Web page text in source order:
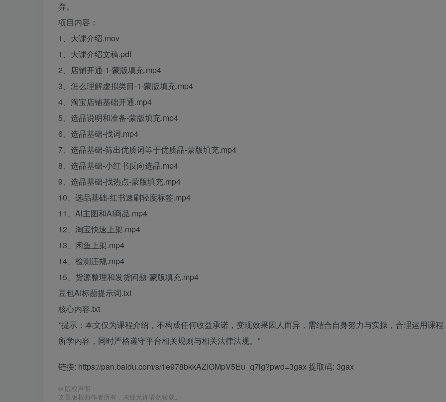
弃。
项目内容：
1、大课介绍.mov
1、大课介绍文稿.pdf
2、店铺开通-1-蒙版填充.mp4
3、怎么理解虚拟类目-1-蒙版填充.mp4
4、淘宝店铺基础开通.mp4
5、选品说明和准备-蒙版填充.mp4
6、选品基础-找词.mp4
7、选品基础-筛出优质词等于优质品-蒙版填充.mp4
8、选品基础-小红书反向选品.mp4
9、选品基础-找热点-蒙版填充.mp4
10、选品基础-红书速刷轻度标签.mp4
11、Al主图和AI商品.mp4
12、淘宝快速上架.mp4
13、闲鱼上架.mp4
14、检测违规.mp4
15、货源整理和发货问题-蒙版填充.mp4
豆包AI标题提示词.txt
核心内容.txt
*提示：本文仅为课程介绍，不构成任何收益承诺，变现效果因人而异，需结合自身努力与实操，合理运用课程
所学内容，同时严格遵守平台相关规则与相关法律法规。*
链接: https://pan.baidu.com/s/1e978bkkAZIGMpV5Eu_q7ig?pwd=3gax 提取码: 3gax
© 版权声明
文章版权归作者所有，未经允许请勿转载。